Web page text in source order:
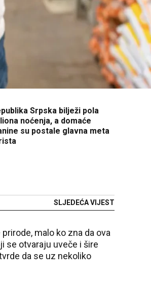
Srpska bilježi pola
noćenja, a domaće
su postale glavna meta
SLJEDEĆA VIJEST
malo ko zna da ova
se otvaraju uveče i šire
da se uz nekoliko